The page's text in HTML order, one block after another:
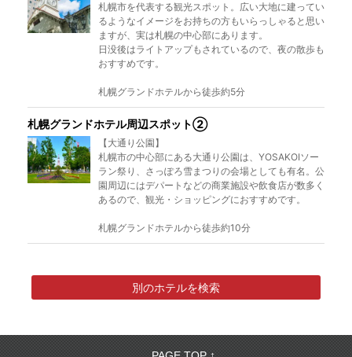
札幌市を代表する観光スポット。広い大地に建ってい
るようなイメージをお持ちの方もいらっしゃると思い
ますが、実は札幌の中心部にあります。
日没後はライトアップもされているので、夜の散歩も
おすすめです。
札幌グランドホテルから徒歩約5分
札幌グランドホテル周辺スポット②
【大通り公園】
札幌市の中心部にある大通り公園は、YOSAKOIソー
ラン祭り、さっぽろ雪まつりの会場としても有名。公
園周辺にはデパートなどの商業施設や飲食店が数多く
あるので、観光・ショッピングにおすすめです。
札幌グランドホテルから徒歩約10分
別のホテルを検索